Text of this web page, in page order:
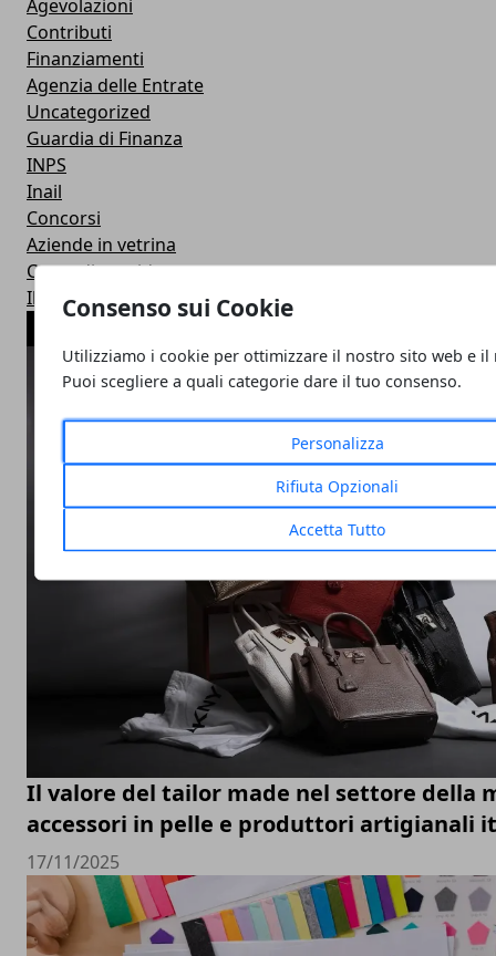
Consenso sui Cookie
Utilizziamo i cookie per ottimizzare il nostro sito web e il
Puoi scegliere a quali categorie dare il tuo consenso.
Personalizza
Rifiuta Opzionali
Accetta Tutto
Agevolazioni
Contributi
Finanziamenti
Agenzia delle Entrate
Uncategorized
Guardia di Finanza
INPS
Inail
Concorsi
Aziende in vetrina
Casse di previdenza
Il parere degli esperti
Il valore del tailor made nel settore della
accessori in pelle e produttori artigianali
17/11/2025